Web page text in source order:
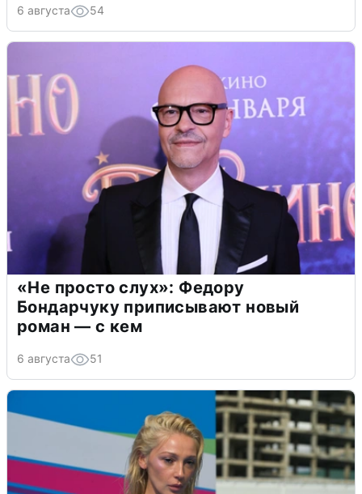
6 августа 54
«Не просто слух»: Федору
Бондарчуку приписывают новый
роман — с кем
6 августа 51